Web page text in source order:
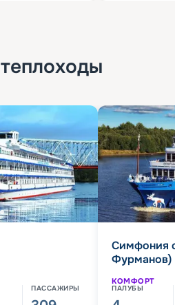
теплоходы
ПАССАЖИРЫ
Симфония
Фурманов)
КОМФОРТ
ПАЛУБЫ